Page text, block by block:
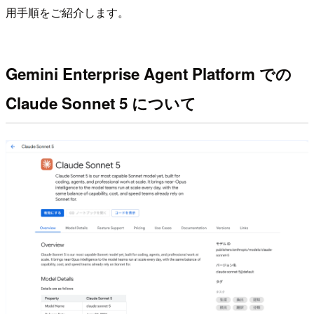
用手順をご紹介します。
Gemini Enterprise Agent Platform での
Claude Sonnet 5 について